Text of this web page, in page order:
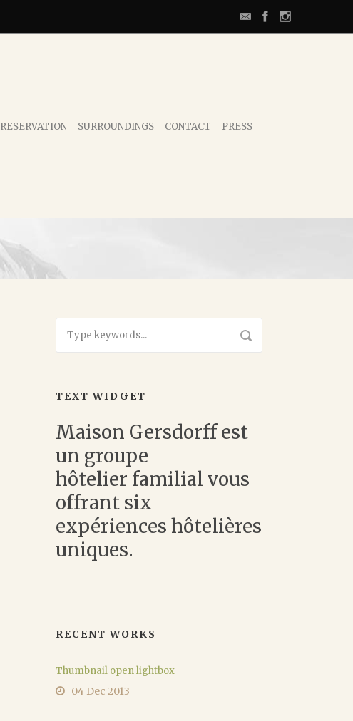
RESERVATION SURROUNDINGS CONTACT PRESS
TEXT WIDGET
Maison Gersdorff est
un groupe
hôtelier familial vous
offrant six
expériences hôtelières
uniques.
RECENT WORKS
Thumbnail open lightbox
04 Dec 2013